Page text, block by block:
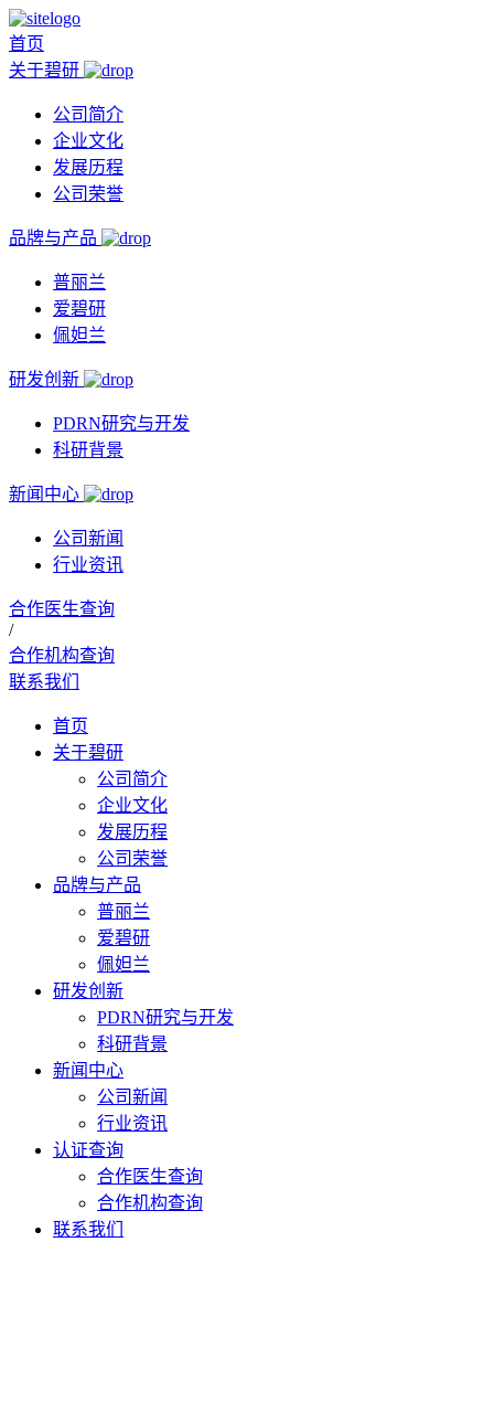
首页
关于碧研
公司简介
企业文化
发展历程
公司荣誉
品牌与产品
普丽兰
爱碧研
佩妲兰
研发创新
PDRN研究与开发
科研背景
新闻中心
公司新闻
行业资讯
合作医生查询
/
合作机构查询
联系我们
首页
关于碧研
公司简介
企业文化
发展历程
公司荣誉
品牌与产品
普丽兰
爱碧研
佩妲兰
研发创新
PDRN研究与开发
科研背景
新闻中心
公司新闻
行业资讯
认证查询
合作医生查询
合作机构查询
联系我们